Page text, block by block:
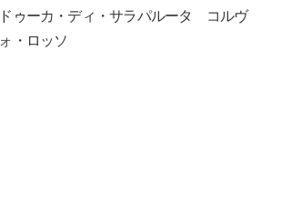
ドゥーカ・ディ・サラパルータ コルヴ
ォ・ロッソ